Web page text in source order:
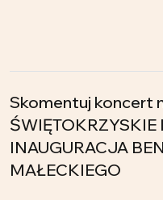
Skomentuj koncert
ŚWIĘTOKRZYSKIE
INAUGURACJA
MAŁECKIEGO